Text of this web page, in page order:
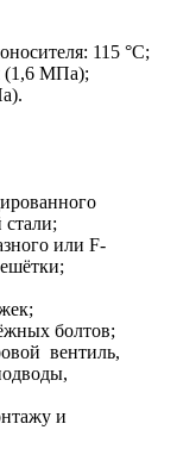
115 °С;
(1,6 МПа);
или F-
болтов;
вентиль,
и